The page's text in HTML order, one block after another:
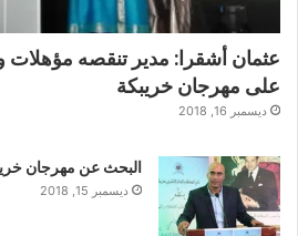
عثمان أشقرا: مدير تنقصه مؤهلات
على مهرجان خريبكة
ديسمبر 16, 2018
البحث عن مهرجان
ديسمبر 15, 2018